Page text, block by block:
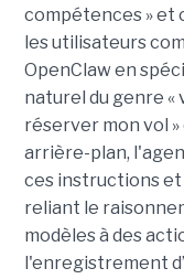
compétences » et
les utilisateurs
OpenClaw en
naturel du genre «
réserver mon vol »
arrière-plan,
ces instructions et
reliant le
modèles à des
l'enregistrement